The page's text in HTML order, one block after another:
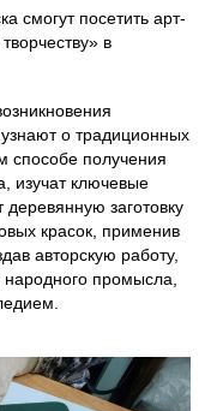
смогут посетить арт-
в
о традиционных
способе получения
изучат ключевые
заготовку
красок, применив
авторскую работу,
промысла,